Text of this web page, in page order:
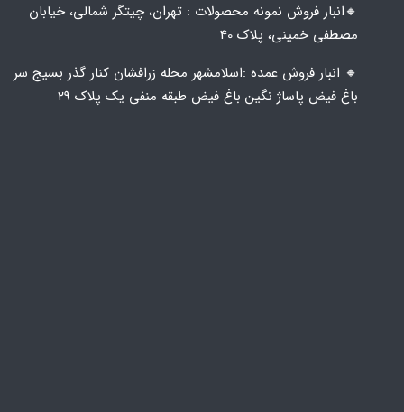
🔸️​​انبار فروش نمونه محصولات : تهران، چیتگر شمالی، خیابان
مصطفی خمینی، پلاک 40
🔸️ انبار فروش عمده :اسلامشهر محله زرافشان کنار گذر بسیج سر
باغ فیض پاساژ نگین باغ فیض طبقه منفی یک پلاک ۲۹